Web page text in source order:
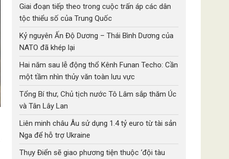
Giai đoạn tiếp theo trong cuộc trấn áp các dân
tộc thiểu số của Trung Quốc
Kỷ nguyên Ấn Độ Dương – Thái Bình Dương của
NATO đã khép lại
Hai năm sau lễ động thổ Kênh Funan Techo: Cần
một tầm nhìn thủy văn toàn lưu vực
Tổng Bí thư, Chủ tịch nước Tô Lâm sắp thăm Úc
và Tân Lây Lan
Liên minh châu Âu sử dụng 1.4 tỷ euro từ tài sản
Nga để hỗ trợ Ukraine
Thụy Điển sẽ giao phương tiện thuộc ‘đội tàu